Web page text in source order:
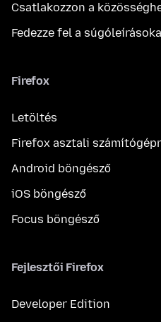
Csatlakozzon a
Fedezze fel a
Firefox
Letöltés
Firefox asztali
Android böngésző
iOS böngésző
Focus böngésző
Fejlesztői Firefox
Developer Edition